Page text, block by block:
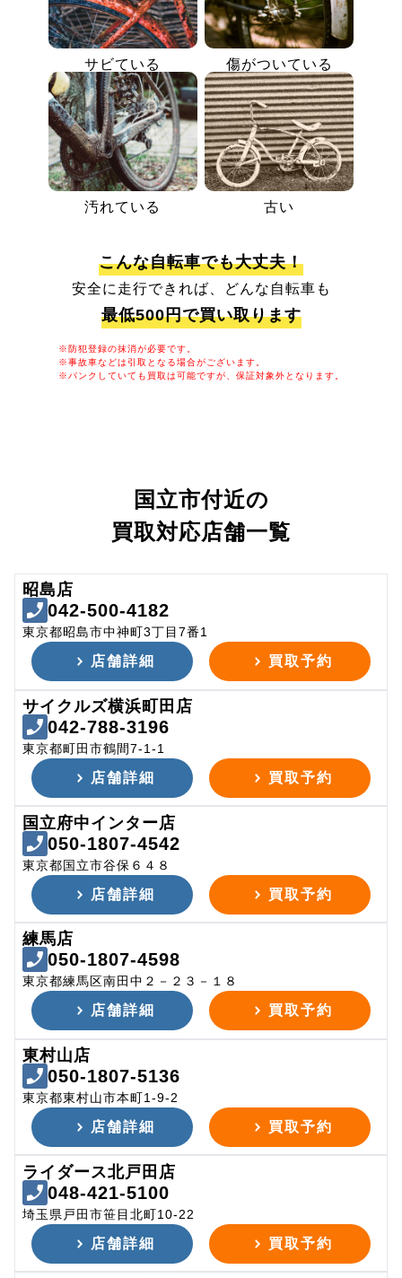
サビている 傷がついている
汚れている 古い
こんな自転車でも大丈夫！
安全に走行できれば、どんな自転車も
最低500円で買い取ります
※防犯登録の抹消が必要です。
※事故車などは引取となる場合がございます。
※パンクしていても買取は可能ですが、保証対象外となります。
国立市付近の
買取対応店舗一覧
昭島店
042-500-4182
東京都昭島市中神町3丁目7番1
店舗詳細 買取予約
サイクルズ横浜町田店
042-788-3196
東京都町田市鶴間7-1-1
店舗詳細 買取予約
国立府中インター店
050-1807-4542
東京都国立市谷保６４８
店舗詳細 買取予約
練馬店
050-1807-4598
東京都練馬区南田中２－２３－１８
店舗詳細 買取予約
東村山店
050-1807-5136
東京都東村山市本町1-9-2
店舗詳細 買取予約
ライダース北戸田店
048-421-5100
埼玉県戸田市笹目北町10-22
店舗詳細 買取予約